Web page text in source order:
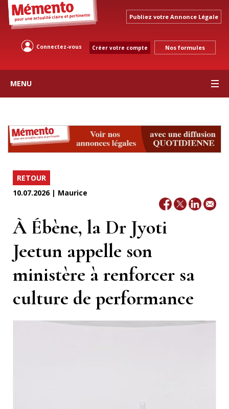
Publiez votre Annonce Légale
Connectez-vous Créer votre compte Nos formules
MENU
RETOUR
10.07.2026 | Maurice
À Ébène, la Dr Jyoti
Jeetun appelle son
ministère à renforcer sa
culture de performance